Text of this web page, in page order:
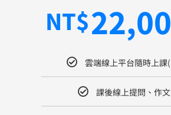
NT$
雲端線上平台隨時上課
課後線上提問、作